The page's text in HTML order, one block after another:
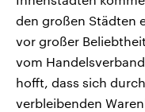
den großen Städten
vor großer
vom
hofft, dass sich
verbleibenden